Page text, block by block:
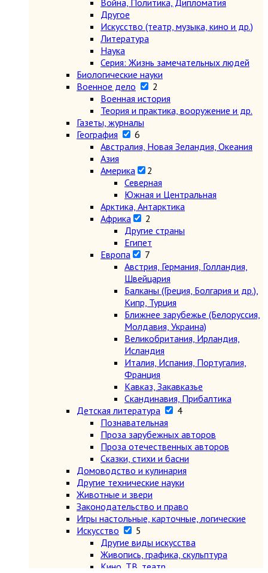
Война, Политика, Дипломатия
Другое
Искусство (театр, музыка, кино и др.)
Литература
Наука
Серия: Жизнь замечательных людей
Биологические науки
Военное дело
2
Военная история
Теория и практика, вооружение и др.
Газеты, журналы
География
6
Австралия, Новая Зеландия, Океания
Азия
Америка
2
Северная
Южная и Центральная
Арктика, Антарктика
Африка
2
Другие страны
Египет
Европа
7
Австрия, Германия, Голландия,
Швейцария
Балканы (Греция, Болгария и др.),
Кипр, Турция
Ближнее зарубежье (Белоруссия,
Молдавия, Украина)
Великобритания, Ирландия,
Исландия
Италия, Испания, Португалия,
Франция
Кавказ, Закавказье
Скандинавия, Прибалтика
Детская литература
4
Познавательная
Проза зарубежных авторов
Проза отечественных авторов
Сказки, стихи и басни
Домоводство и кулинария
Другие технические науки
Животные и звери
Законодательство и право
Игры настольные, карточные, логические
Искусство
5
Другие виды искусства
Живопись, графика, скульптура
Кино, ТВ, театр